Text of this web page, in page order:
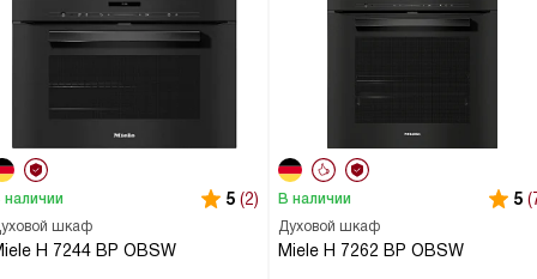
шкаф
H 7244 BP OBSW
наличии 5 (2)
Духовой шкаф
Miele H 7262 BP OBSW
В наличии 5